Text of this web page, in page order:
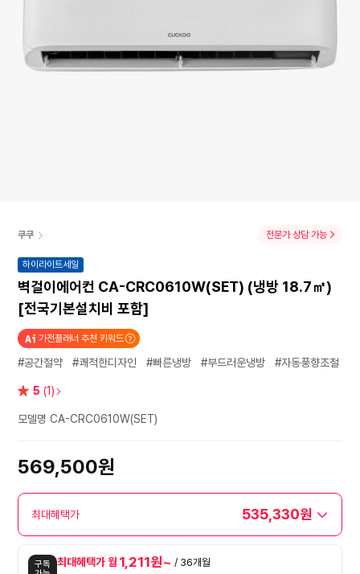
쿠쿠 전문가 상담 가능
하이라이트세일
벽걸이에어컨 CA-CRC0610W(SET) (냉방 18.7㎡)
[전국기본설치비 포함]
가전플래너 추천 키워드
#공간절약 #쾌적한디자인 #빠른냉방 #부드러운냉방 #자동풍향조절
별 5 (1)
모델명 CA-CRC0610W(SET)
569,500원
최대혜택가 535,330원
구독
최대혜택가 월 1,211원~ / 36개월